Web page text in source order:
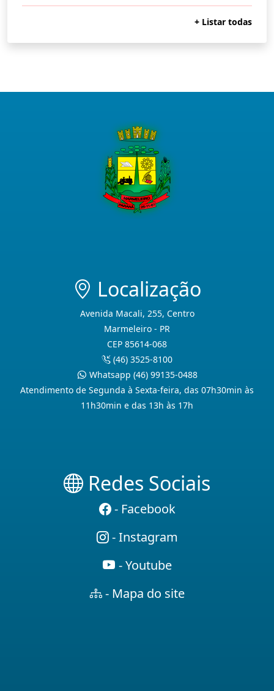
+ Listar todas
Localização
Avenida Macali, 255, Centro
Marmeleiro - PR
CEP 85614-068
(46) 3525-8100
Whatsapp (46) 99135-0488
Atendimento de Segunda à Sexta-feira, das 07h30min às
11h30min e das 13h às 17h
Redes Sociais
- Facebook
- Instagram
- Youtube
- Mapa do site